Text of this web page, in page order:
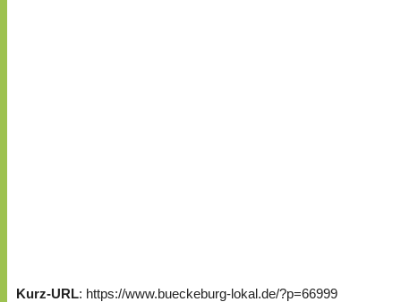
Kurz-URL: https://www.bueckeburg-lokal.de/?p=66999